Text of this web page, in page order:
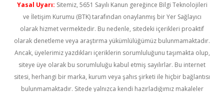
Yasal Uyarı: Sitemiz, 5651 Sayılı Kanun gereğince Bilgi Teknolojileri
ve İletişim Kurumu (BTK) tarafından onaylanmış bir Yer Sağlayıcı
olarak hizmet vermektedir. Bu nedenle, sitedeki içerikleri proaktif
olarak denetleme veya araştırma yükümlülüğümüz bulunmamaktadır.
Ancak, üyelerimiz yazdıkları içeriklerin sorumluluğunu taşımakta olup,
siteye üye olarak bu sorumluluğu kabul etmiş sayılırlar. Bu internet
sitesi, herhangi bir marka, kurum veya şahıs şirketi ile hiçbir bağlantısı
bulunmamaktadır. Sitede yalnızca kendi hazırladığımız makaleler